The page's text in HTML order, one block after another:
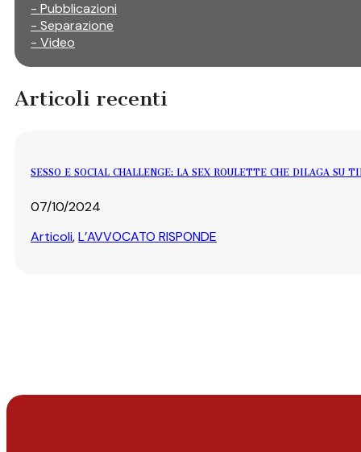
- Pubblicazioni
- Separazione
- Video
Articoli recenti
SESSO E SOCIAL CHALLENGE: LA SEX ROULETTE CHE DILAGA SU
07/10/2024
Articoli,L’AVVOCATO RISPONDE